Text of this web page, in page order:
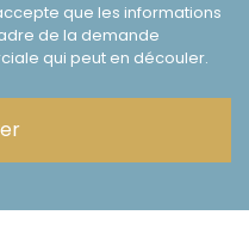
que les informations
de la demande
qui peut en découler.